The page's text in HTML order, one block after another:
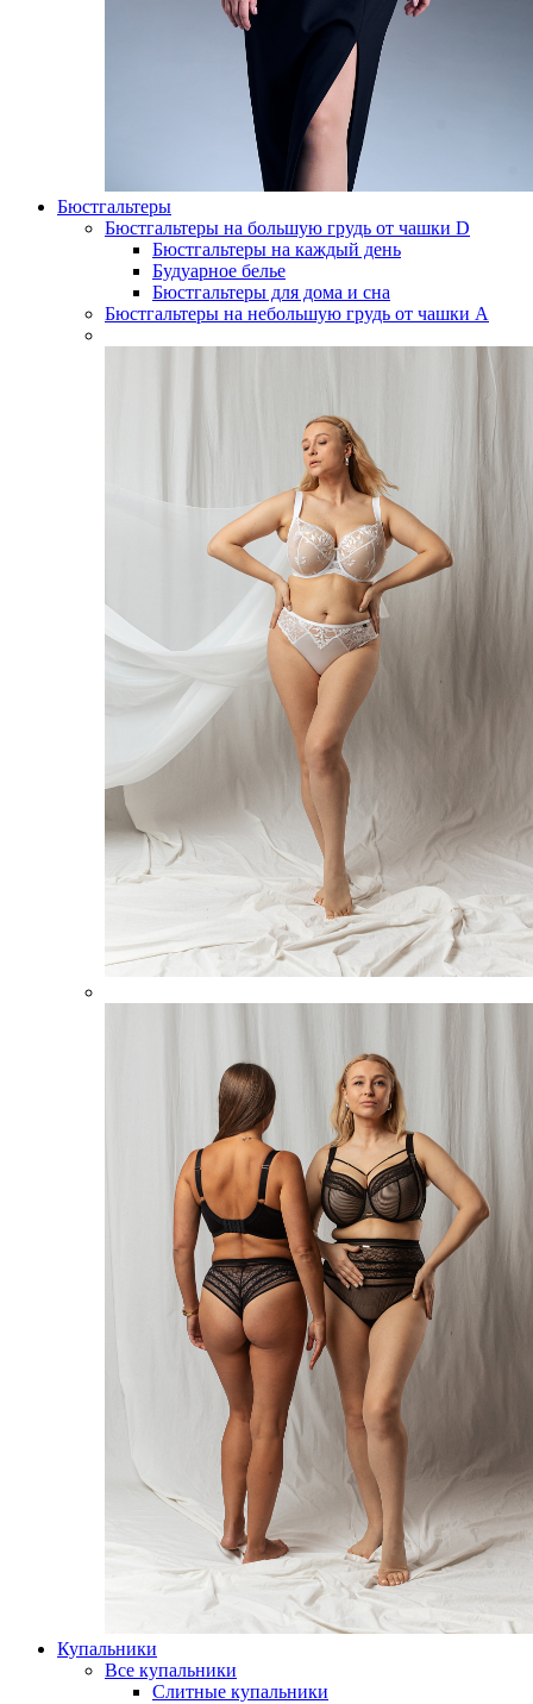
Бюстгальтеры
Бюстгальтеры на большую грудь от чашки D
Бюстгальтеры на каждый день
Будуарное белье
Бюстгальтеры для дома и сна
Бюстгальтеры на небольшую грудь от чашки А
Купальники
Все купальники
Слитные купальники